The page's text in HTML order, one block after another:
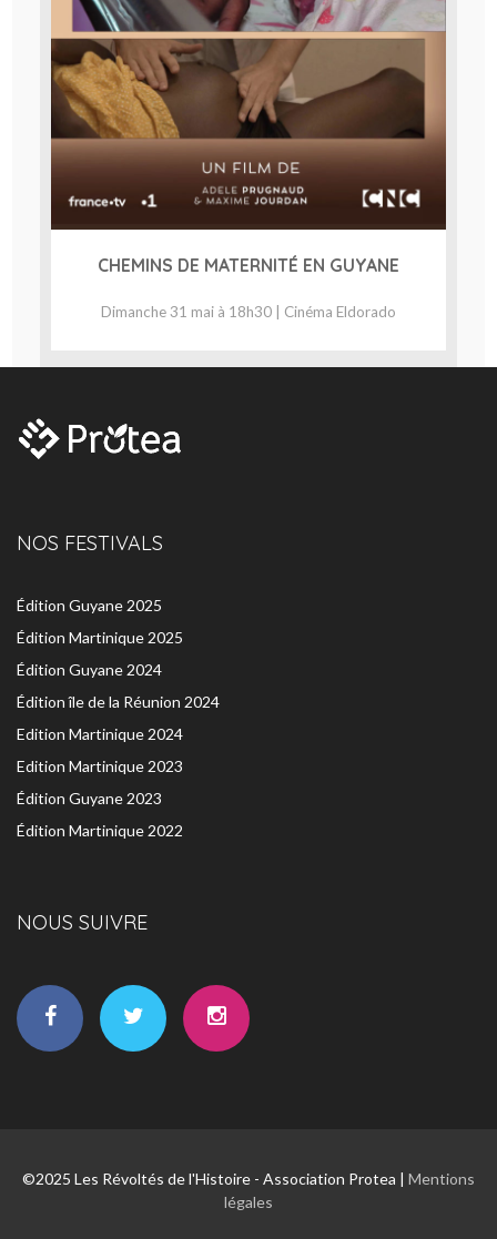
CHEMINS DE MATERNITÉ EN GUYANE
Dimanche 31 mai à 18h30 | Cinéma Eldorado
NOS FESTIVALS
Édition Guyane 2025
Édition Martinique 2025
Édition Guyane 2024
Édition île de la Réunion 2024
Edition Martinique 2024
Edition Martinique 2023
Édition Guyane 2023
Édition Martinique 2022
NOUS SUIVRE
©2025 Les Révoltés de l'Histoire - Association Protea | Mentions
légales